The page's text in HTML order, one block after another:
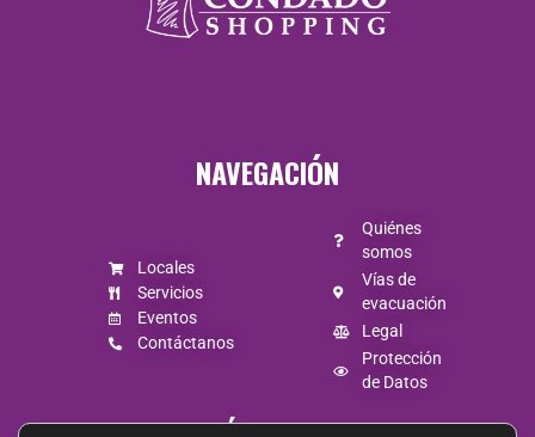
de 10:00 a 20:30
a 21:30 /
Domingo de
10:00 A 20:00.
NAVEGACIÓN
Locales
Servicios
Eventos
Contáctanos
Quiénes
somos
Vías de
evacuación
Legal
Protección
de Datos